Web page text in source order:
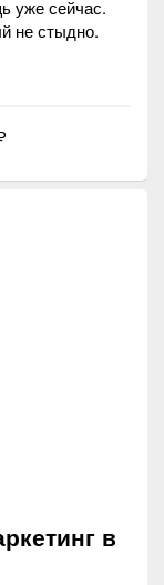
уже сейчас.
не стыдно.
в